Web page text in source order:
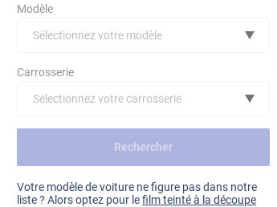
Modèle
Sélectionnez votre modèle
Carrosserie
Sélectionnez votre carrosserie
Voir tout
Rechercher
Votre modèle de voiture ne figure pas dans notre
liste ? Alors optez pour lefilm teinté à la découpe